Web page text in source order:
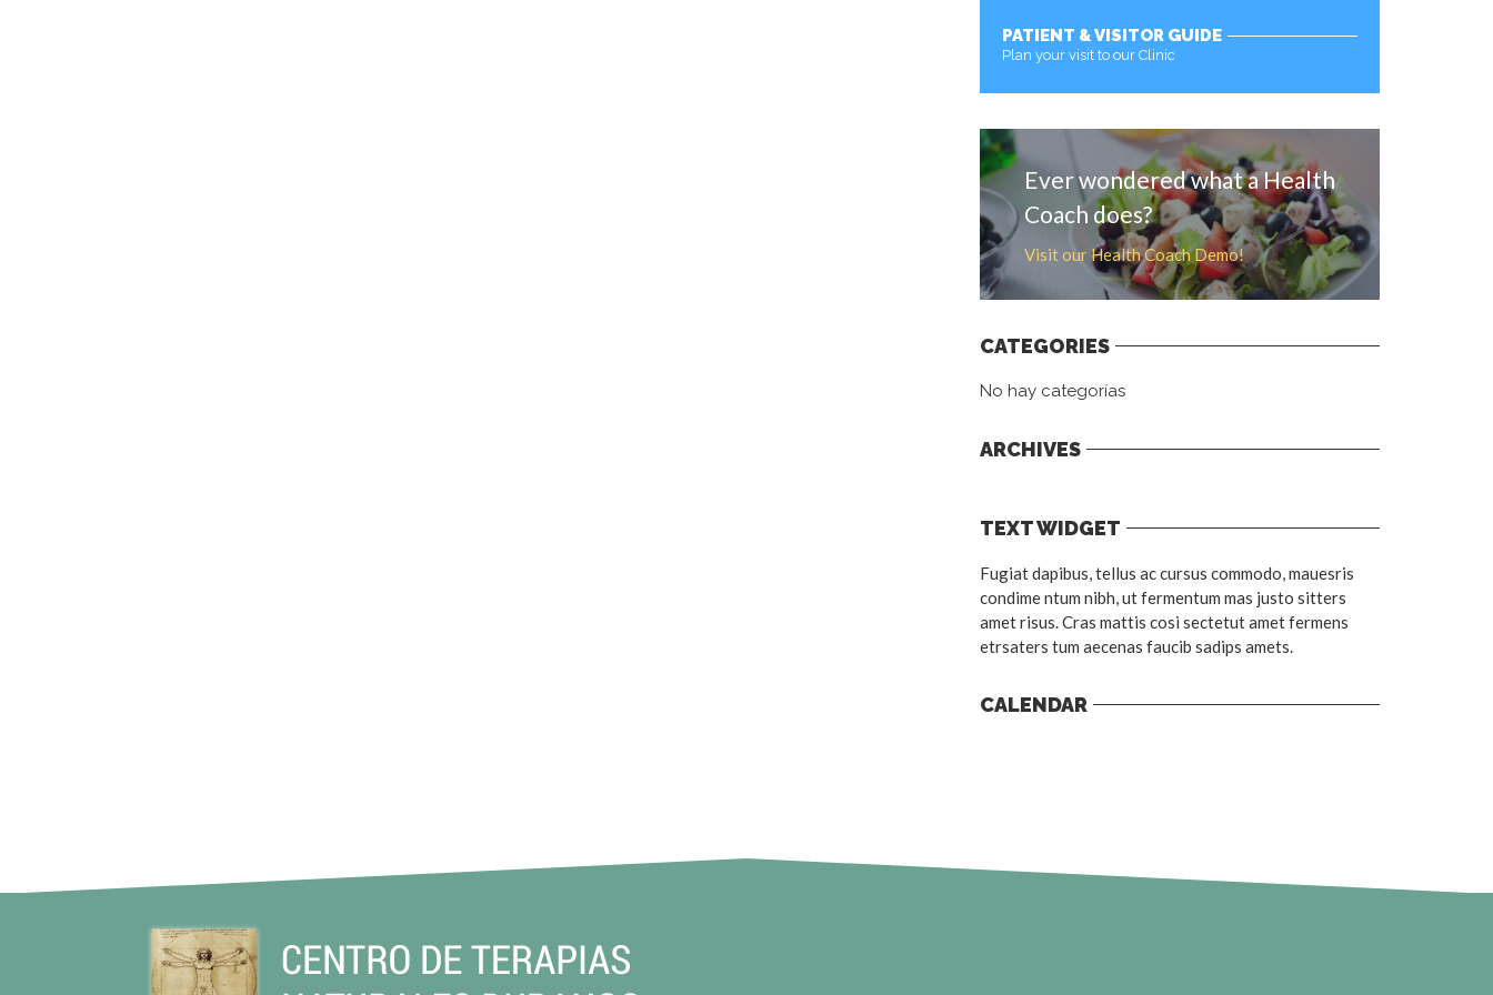
PATIENT & VISITOR GUIDE
Plan your visit to our Clinic
Ever wondered what a Health
Coach does?
Visit our Health Coach Demo!
CATEGORIES
No hay categorías
ARCHIVES
TEXT WIDGET
Fugiat dapibus, tellus ac cursus commodo, mauesris
condime ntum nibh, ut fermentum mas justo sitters
amet risus. Cras mattis cosi sectetut amet fermens
etrsaters tum aecenas faucib sadips amets.
CALENDAR